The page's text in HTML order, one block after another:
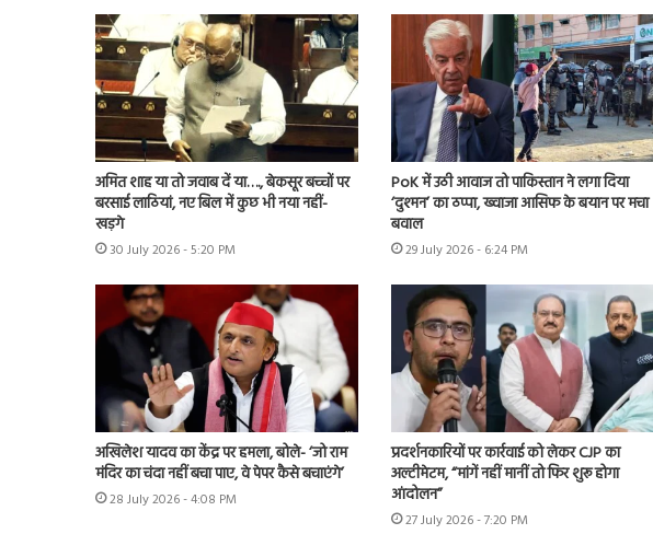
अमित शाह या तो जवाब दें या…., बेकसूर बच्चों पर
बरसाई लाठियां, नए बिल में कुछ भी नया नहीं-
खड़गे
30 July 2026 - 5:20 PM
PoK में उठी आवाज तो पाकिस्तान ने लगा दिया
‘दुश्मन’ का ठप्पा, ख्वाजा आसिफ के बयान पर मचा
बवाल
29 July 2026 - 6:24 PM
अखिलेश यादव का केंद्र पर हमला, बोले- ‘जो राम
मंदिर का चंदा नहीं बचा पाए, वे पेपर कैसे बचाएंगे’
28 July 2026 - 4:08 PM
प्रदर्शनकारियों पर कार्रवाई को लेकर CJP का
अल्टीमेटम, “मांगें नहीं मानीं तो फिर शुरू होगा
आंदोलन”
27 July 2026 - 7:20 PM